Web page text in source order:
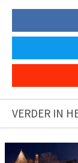
VERDER IN